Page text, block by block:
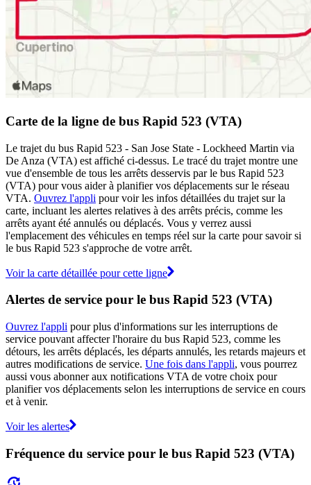
Carte de la ligne de bus Rapid 523 (VTA)
Le trajet du bus Rapid 523 - San Jose State - Lockheed Martin via
De Anza (VTA) est affiché ci-dessus. Le tracé du trajet montre une
vue d'ensemble de tous les arrêts desservis par le bus Rapid 523
(VTA) pour vous aider à planifier vos déplacements sur le réseau
VTA. Ouvrez l'appli pour voir les infos détaillées du trajet sur la
carte, incluant les alertes relatives à des arrêts précis, comme les
arrêts ayant été annulés ou déplacés. Vous y verrez aussi
l'emplacement des véhicules en temps réel sur la carte pour savoir si
le bus Rapid 523 s'approche de votre arrêt.
Voir la carte détaillée pour cette ligne
Alertes de service pour le bus Rapid 523 (VTA)
Ouvrez l'appli pour plus d'informations sur les interruptions de
service pouvant affecter l'horaire du bus Rapid 523, comme les
détours, les arrêts déplacés, les départs annulés, les retards majeurs et
autres modifications de service. Une fois dans l'appli, vous pourrez
aussi vous abonner aux notifications VTA de votre choix pour
planifier vos déplacements selon les interruptions de service en cours
et à venir.
Voir les alertes
Fréquence du service pour le bus Rapid 523 (VTA)